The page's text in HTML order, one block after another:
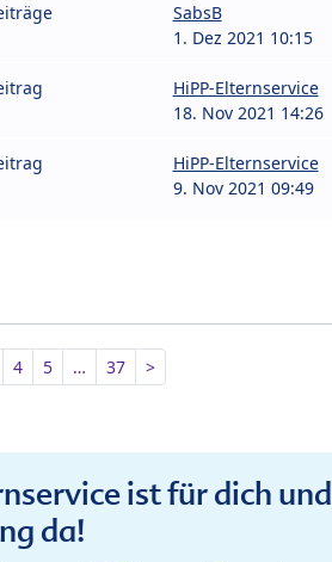
SabsB
1. Dez 2021 10:15
HiPP-Elternservice
18. Nov 2021 14:26
HiPP-Elternservice
9. Nov 2021 09:49
4 5 … 37 >
ist für dich und
da!